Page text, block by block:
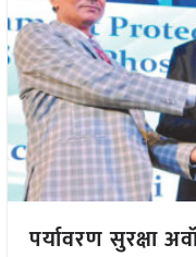
पर्यावरण सुरक्षा